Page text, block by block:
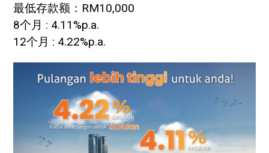
最低存款额：RM10,000
8个月 : 4.11%p.a.
12个月 : 4.22%p.a.